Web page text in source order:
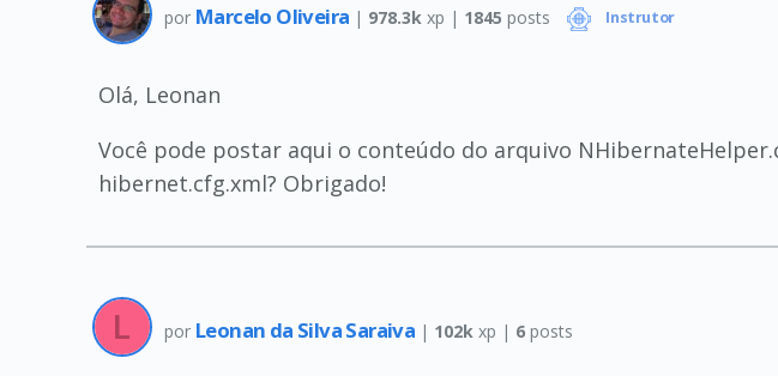
por Marcelo Oliveira | 978.3k xp | 1845 posts Instrutor
Olá, Leonan
Você pode postar aqui o conteúdo do arquivo
hibernet.cfg.xml? Obrigado!
por Leonan da Silva Saraiva | 102k xp | 6posts